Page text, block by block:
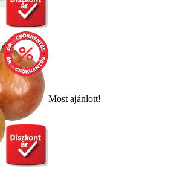
Most ajánlott!